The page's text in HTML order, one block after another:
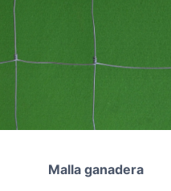
Malla ganadera